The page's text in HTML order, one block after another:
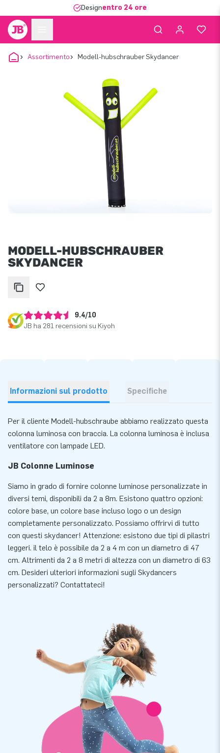
Designentro 24 ore
Assortimento Modell-hubschrauber Skydancer
MODELL-HUBSCHRAUBER
SKYDANCER
9.4/10
JB ha 281 recensioni su Kiyoh
Informazioni sul prodotto Specifiche
Per il cliente Modell-hubschraube abbiamo realizzato questa
colonna luminosa con braccia. La colonna luminosa è inclusa
ventilatore con lampade LED.
JB Colonne Luminose
Siamo in grado di fornire colonne luminose personalizzate in
diversi temi, disponibili da 2 a 8m. Esistono quattro opzioni:
colore base, un colore base incluso logo o un design
completamente personalizzato. Possiamo offrirvi di tutto
con questi skydancer! Attenzione: esistono due tipi di pilastri
leggeri. il telo è possibile da 2 a 4 m con un diametro di 47
cm. Altrimenti da 2 a 8 metri di altezza con un diametro di 63
cm. Desideri ulteriori informazioni sugli Skydancers
personalizzati? Contattateci!